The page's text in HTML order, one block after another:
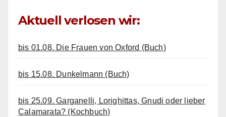
Aktuell verlosen wir:
bis 01.08. Die Frauen von Oxford (Buch)
bis 15.08. Dunkelmann (Buch)
bis 25.09. Garganelli, Lorighittas, Gnudi oder lieber
Calamarata? (Kochbuch)